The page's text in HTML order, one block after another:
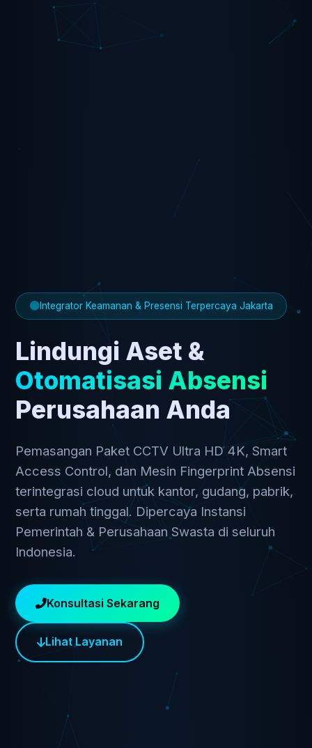
Integrator Keamanan & Presensi Terpercaya Jakarta
Lindungi Aset &
Otomatisasi Absensi
Perusahaan Anda
Pemasangan Paket CCTV Ultra HD 4K, Smart
Access Control, dan Mesin Fingerprint Absensi
terintegrasi cloud untuk kantor, gudang, pabrik,
serta rumah tinggal. Dipercaya Instansi
Pemerintah & Perusahaan Swasta di seluruh
Indonesia.
Konsultasi Sekarang
Lihat Layanan